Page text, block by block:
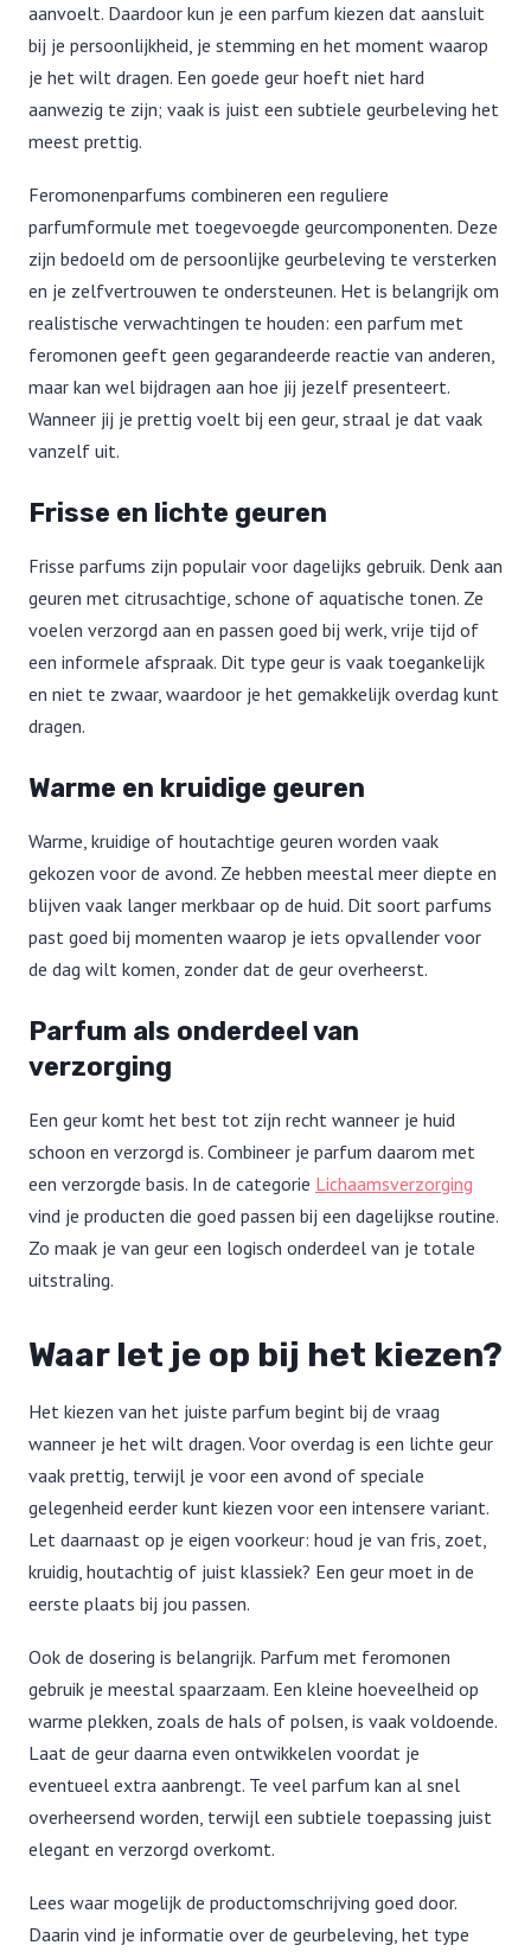
aanvoelt. Daardoor kun je een parfum kiezen dat aansluit
bij je persoonlijkheid, je stemming en het moment waarop
je het wilt dragen. Een goede geur hoeft niet hard
aanwezig te zijn; vaak is juist een subtiele geurbeleving het
meest prettig.
Feromonenparfums combineren een reguliere
parfumformule met toegevoegde geurcomponenten. Deze
zijn bedoeld om de persoonlijke geurbeleving te versterken
en je zelfvertrouwen te ondersteunen. Het is belangrijk om
realistische verwachtingen te houden: een parfum met
feromonen geeft geen gegarandeerde reactie van anderen,
maar kan wel bijdragen aan hoe jij jezelf presenteert.
Wanneer jij je prettig voelt bij een geur, straal je dat vaak
vanzelf uit.
Frisse en lichte geuren
Frisse parfums zijn populair voor dagelijks gebruik. Denk aan
geuren met citrusachtige, schone of aquatische tonen. Ze
voelen verzorgd aan en passen goed bij werk, vrije tijd of
een informele afspraak. Dit type geur is vaak toegankelijk
en niet te zwaar, waardoor je het gemakkelijk overdag kunt
dragen.
Warme en kruidige geuren
Warme, kruidige of houtachtige geuren worden vaak
gekozen voor de avond. Ze hebben meestal meer diepte en
blijven vaak langer merkbaar op de huid. Dit soort parfums
past goed bij momenten waarop je iets opvallender voor
de dag wilt komen, zonder dat de geur overheerst.
Parfum als onderdeel van
verzorging
Een geur komt het best tot zijn recht wanneer je huid
schoon en verzorgd is. Combineer je parfum daarom met
een verzorgde basis. In de categorie Lichaamsverzorging
vind je producten die goed passen bij een dagelijkse routine.
Zo maak je van geur een logisch onderdeel van je totale
uitstraling.
Waar let je op bij het kiezen?
Het kiezen van het juiste parfum begint bij de vraag
wanneer je het wilt dragen. Voor overdag is een lichte geur
vaak prettig, terwijl je voor een avond of speciale
gelegenheid eerder kunt kiezen voor een intensere variant.
Let daarnaast op je eigen voorkeur: houd je van fris, zoet,
kruidig, houtachtig of juist klassiek? Een geur moet in de
eerste plaats bij jou passen.
Ook de dosering is belangrijk. Parfum met feromonen
gebruik je meestal spaarzaam. Een kleine hoeveelheid op
warme plekken, zoals de hals of polsen, is vaak voldoende.
Laat de geur daarna even ontwikkelen voordat je
eventueel extra aanbrengt. Te veel parfum kan al snel
overheersend worden, terwijl een subtiele toepassing juist
elegant en verzorgd overkomt.
Lees waar mogelijk de productomschrijving goed door.
Daarin vind je informatie over de geurbeleving, het type